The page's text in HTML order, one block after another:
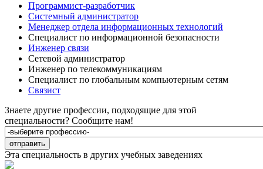
Программист-разработчик
Системный администратор
Менеджер отдела информационных технологий
Специалист по информационной безопасности
Инженер связи
Сетевой администратор
Инженер по телекоммуникациям
Специалист по глобальным компьютерным сетям
Связист
Знаете другие профессии, подходящие для этой
специальности? Сообщите нам!
Эта специальность в других учебных заведениях